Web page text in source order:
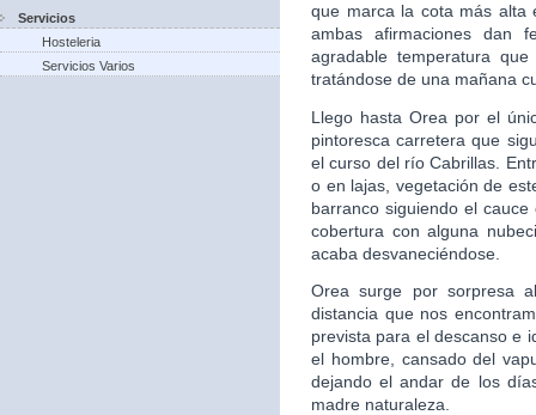
Servicios
Hosteleria
Servicios Varios
que marca la cota más alta
ambas afirmaciones dan
agradable temperatura
tratándose de una mañana
Llego hasta Orea por el
pintoresca carretera que
el curso del río Cabrillas.
o en lajas, vegetación de
barranco siguiendo el
cobertura con alguna
acaba desvaneciéndose.
Orea surge por sorpresa
distancia que nos
prevista para el descanso e
el hombre, cansado del
dejando el andar de los
madre naturaleza.